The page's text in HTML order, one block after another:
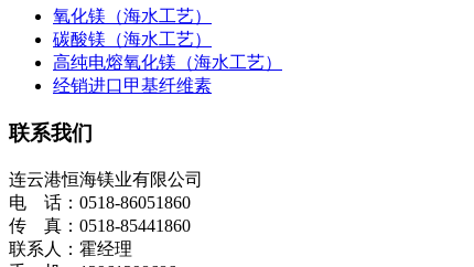
氧化镁（海水工艺）
碳酸镁（海水工艺）
高纯电熔氧化镁（海水工艺）
经销进口甲基纤维素
联系我们
连云港恒海镁业有限公司
电 话：0518-86051860
传 真：0518-85441860
联系人：霍经理